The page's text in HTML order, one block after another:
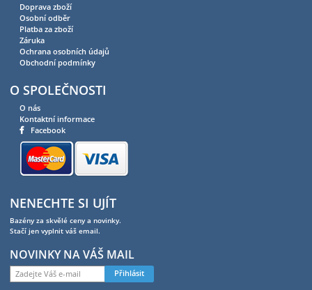
Doprava zboží
Osobní odběr
Platba za zboží
Záruka
Ochrana osobních údajů
Obchodní podmínky
O SPOLEČNOSTI
O nás
Kontaktní informace
Facebook
NENECHTE SI UJÍT
Bazény za skvělé ceny a novinky.
Stačí jen vyplnit váš email.
NOVINKY NA VÁŠ MAIL
Přihlásit